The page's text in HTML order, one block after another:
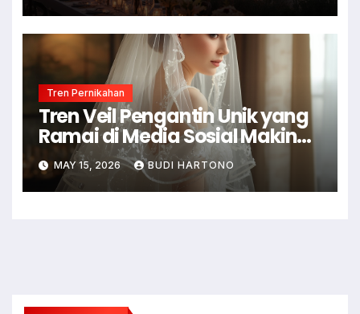
Tren Pernikahan
Tren Veil Pengantin Unik yang
Ramai di Media Sosial Makin
Ikonik
MAY 15, 2026 BUDI HARTONO